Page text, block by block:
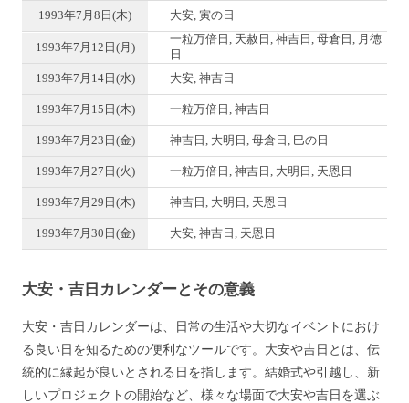
1993年7月8日(木) 大安, 寅の日
1993年7月12日(月)
一粒万倍日, 天赦日, 神吉日, 母倉日, 月徳
日
1993年7月14日(水)
大安, 神吉日
1993年7月15日(木) 一粒万倍日, 神吉日
1993年7月23日(金) 神吉日, 大明日, 母倉日, 巳の日
1993年7月27日(火) 一粒万倍日, 神吉日, 大明日, 天恩日
1993年7月29日(木) 神吉日, 大明日, 天恩日
1993年7月30日(金) 大安, 神吉日, 天恩日
大安・吉日カレンダーとその意義
大安・吉日カレンダーは、日常の生活や大切なイベントにおけ
る良い日を知るための便利なツールです。大安や吉日とは、伝
統的に縁起が良いとされる日を指します。結婚式や引越し、新
しいプロジェクトの開始など、様々な場面で大安や吉日を選ぶ